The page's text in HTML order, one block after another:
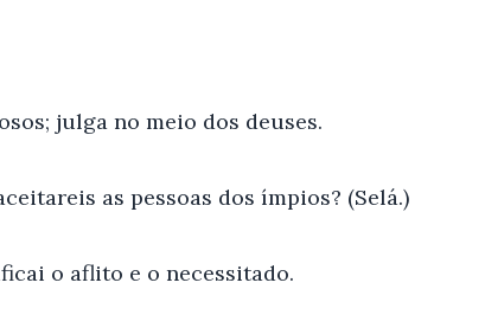
julga no meio dos deuses.
as pessoas dos ímpios? (Selá.)
o aflito e o necessitado.